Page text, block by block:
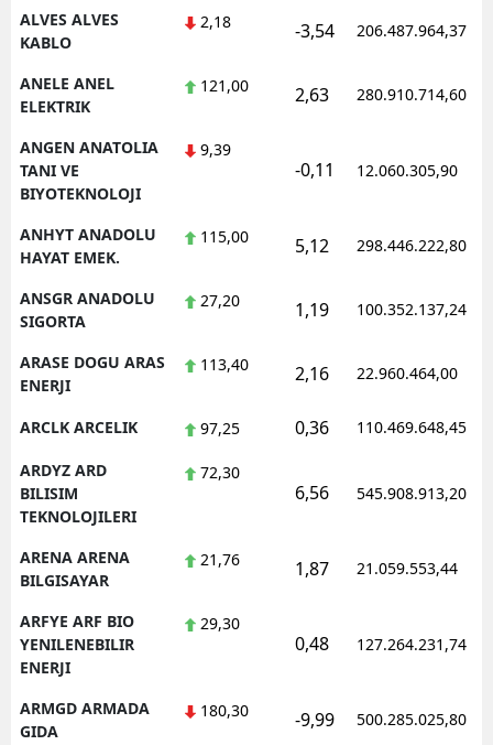
Yalova
Karabük
Osmaniye
ALVES ALVES
KABLO
2,18 -3,54 206.487.964,37
ANELE ANEL
ELEKTRIK
121,00 2,63 280.910.714,60
ANGEN ANATOLIA
TANI VE
BIYOTEKNOLOJI
9,39
-0,11 12.060.305,90
ANHYT ANADOLU
HAYAT EMEK.
115,00 5,12 298.446.222,80
ANSGR ANADOLU
SIGORTA
27,20 1,19 100.352.137,24
ARASE DOGU ARAS
ENERJI
113,40 2,16 22.960.464,00
ARCLK ARCELIK 97,25 0,36 110.469.648,45
ARDYZ ARD
BILISIM
TEKNOLOJILERI
72,30
6,56 545.908.913,20
ARENA ARENA
BILGISAYAR
21,76 1,87 21.059.553,44
ARFYE ARF BIO
YENILENEBILIR
ENERJI
29,30
0,48 127.264.231,74
ARMGD ARMADA
GIDA
180,30 -9,99 500.285.025,80